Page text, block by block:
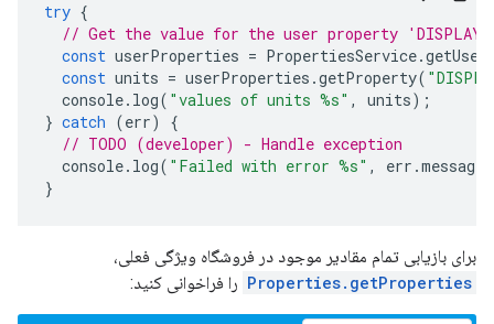
try {
// Get the value for the user property
const userProperties = PropertiesService.
const units = userProperties .getProperty(
console. log( "values of units %s" , units);
} catch (err)
{
// TODO (developer) - Handle exception
console. log( "Failed with error %s" , err .message
}
برای بازیابی تمام مقادیر موجود در فروشگاه ویژگی فعلی،
Properties.getProperties را فراخوانی کنید: